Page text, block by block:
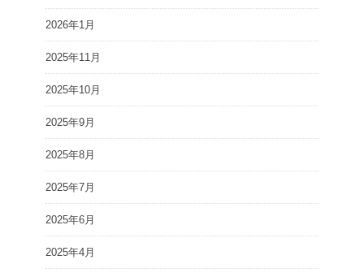
2026年1月
2025年11月
2025年10月
2025年9月
2025年8月
2025年7月
2025年6月
2025年4月